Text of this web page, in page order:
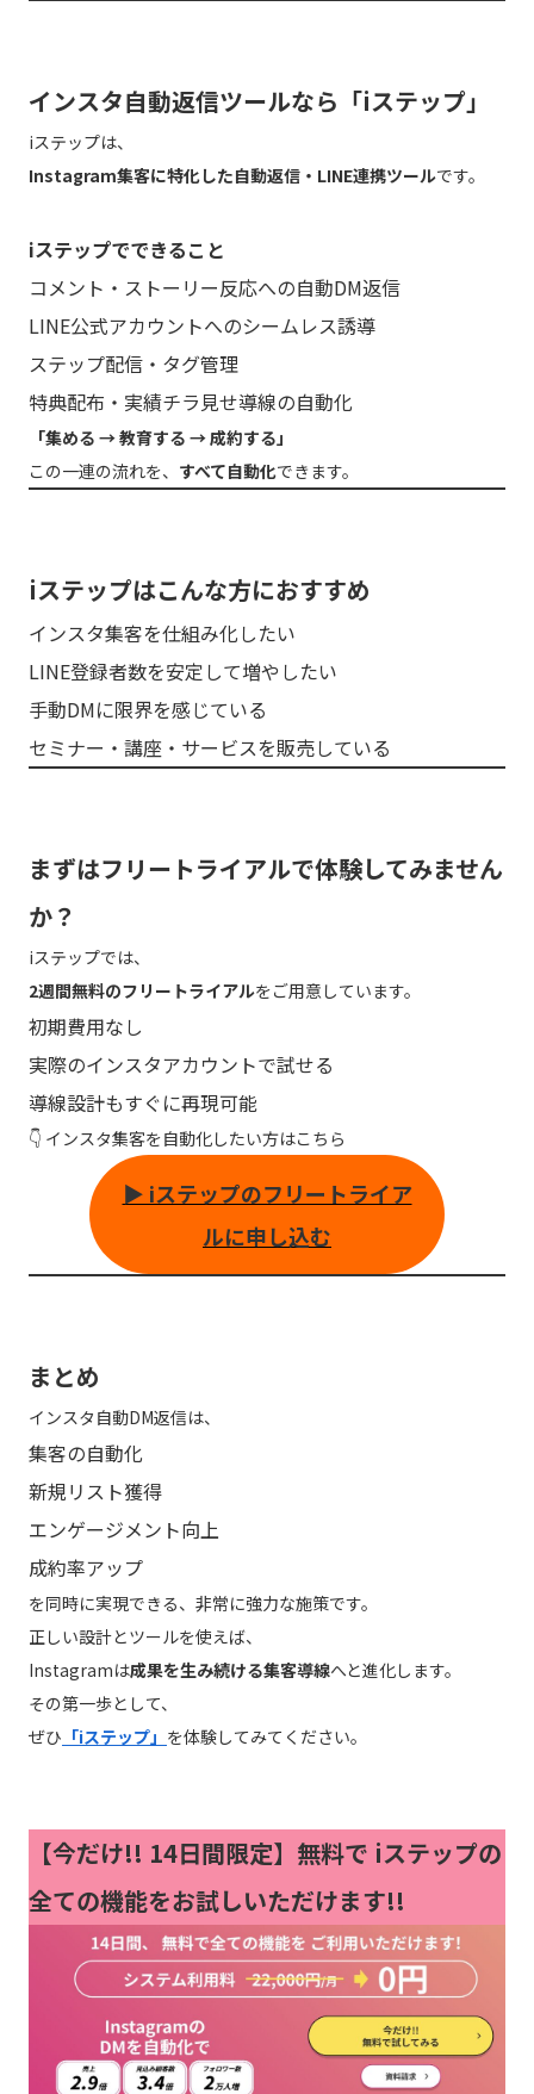
インスタ自動返信ツールなら「iステップ」
iステップは、
Instagram集客に特化した自動返信・LINE連携ツールです。
iステップでできること
コメント・ストーリー反応への自動DM返信
LINE公式アカウントへのシームレス誘導
ステップ配信・タグ管理
特典配布・実績チラ見せ導線の自動化
「集める → 教育する → 成約する」
この一連の流れを、 すべて自動化できます。
iステップはこんな方におすすめ
インスタ集客を仕組み化したい
LINE登録者数を安定して増やしたい
手動DMに限界を感じている
セミナー・講座・サービスを販売している
まずはフリートライアルで体験してみません
か？
iステップでは、
2週間無料のフリートライアルをご用意しています。
初期費用なし
実際のインスタアカウントで試せる
導線設計もすぐに再現可能
👇 インスタ集客を自動化したい方はこちら
▶ iステップのフリートライア
ルに申し込む
まとめ
インスタ自動DM返信は、
集客の自動化
新規リスト獲得
エンゲージメント向上
成約率アップ
を同時に実現できる、非常に強力な施策です。
正しい設計とツールを使えば、
Instagramは成果を生み続ける集客導線へと進化します。
その第一歩として、
ぜひ 「iステップ」 を体験してみてください。
【今だけ!! 14日間限定】無料で iステップの
全ての機能をお試しいただけます!!